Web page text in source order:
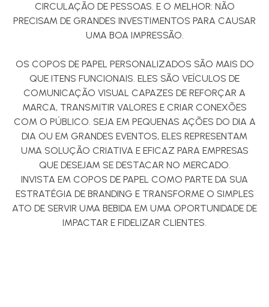
CIRCULAÇÃO DE PESSOAS. E O MELHOR: NÃO
PRECISAM DE GRANDES INVESTIMENTOS PARA CAUSAR
UMA BOA IMPRESSÃO.
OS COPOS DE PAPEL PERSONALIZADOS SÃO MAIS DO
QUE ITENS FUNCIONAIS. ELES SÃO VEÍCULOS DE
COMUNICAÇÃO VISUAL CAPAZES DE REFORÇAR A
MARCA, TRANSMITIR VALORES E CRIAR CONEXÕES
COM O PÚBLICO. SEJA EM PEQUENAS AÇÕES DO DIA A
DIA OU EM GRANDES EVENTOS, ELES REPRESENTAM
UMA SOLUÇÃO CRIATIVA E EFICAZ PARA EMPRESAS
QUE DESEJAM SE DESTACAR NO MERCADO.
INVISTA EM COPOS DE PAPEL COMO PARTE DA SUA
ESTRATÉGIA DE BRANDING E TRANSFORME O SIMPLES
ATO DE SERVIR UMA BEBIDA EM UMA OPORTUNIDADE DE
IMPACTAR E FIDELIZAR CLIENTES.